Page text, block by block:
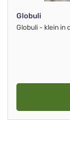
Globuli
Globuli - klein in